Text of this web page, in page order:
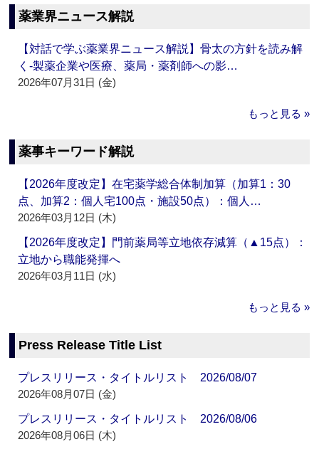
薬業界ニュース解説
【対話で学ぶ薬業界ニュース解説】骨太の方針を読み解
く‐製薬企業や医療、薬局・薬剤師への影…
2026年07月31日 (金)
もっと見る »
薬事キーワード解説
【2026年度改定】在宅薬学総合体制加算（加算1：30
点、加算2：個人宅100点・施設50点）：個人…
2026年03月12日 (木)
【2026年度改定】門前薬局等立地依存減算（▲15点）：
立地から職能発揮へ
2026年03月11日 (水)
もっと見る »
Press Release Title List
プレスリリース・タイトルリスト 2026/08/07
2026年08月07日 (金)
プレスリリース・タイトルリスト 2026/08/06
2026年08月06日 (木)